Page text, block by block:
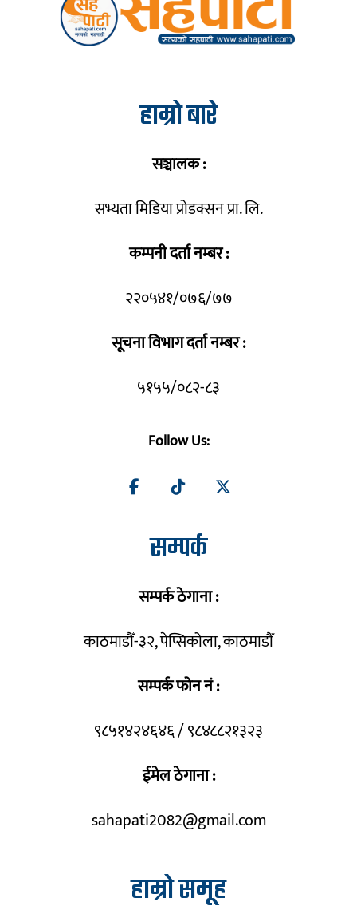
हाम्रो बारे
सञ्चालक :
सभ्यता मिडिया प्रोडक्सन प्रा. लि.
कम्पनी दर्ता नम्बर :
२२०५४१/०७६/७७
सूचना विभाग दर्ता नम्बर :
५१५५/०८२-८३
Follow Us:
सम्पर्क
सम्पर्क ठेगाना :
काठमाडौँ-३२, पेप्सिकोला, काठमाडौँ
सम्पर्क फोन नं :
९८५१४२४६४६ / ९८४८८२१३२३
ईमेल ठेगाना :
sahapati2082@gmail.com
हाम्रो समूह